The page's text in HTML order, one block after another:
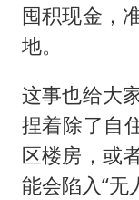
囤积现金，
地。
这事也给大
捏着除了自
区楼房，或
能会陷入“无